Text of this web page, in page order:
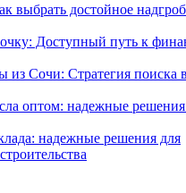
выбрать достойное
Доступный путь к
из Сочи: Стратегия поиска
оптом: надежные
надежные решения для